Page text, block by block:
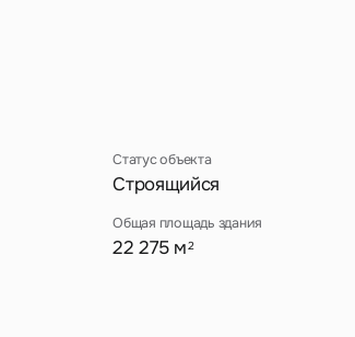
Статус объекта
Строящийся
Общая площадь здания
22 275 м2